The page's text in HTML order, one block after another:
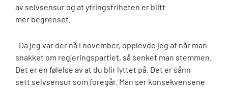
av selvsensur og at ytringsfriheten er blitt
mer begrenset.
–Da jeg var der nå i november, opplevde jeg at når man
snakket om regjeringspartiet, så senket man stemmen.
Det er en følelse av at du blir lyttet på. Det er sånn
sett selvsensur som foregår. Man ser konsekvensene